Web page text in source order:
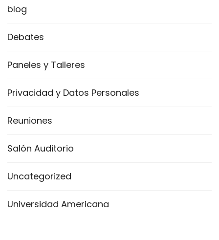
blog
Debates
Paneles y Talleres
Privacidad y Datos Personales
Reuniones
Salón Auditorio
Uncategorized
Universidad Americana